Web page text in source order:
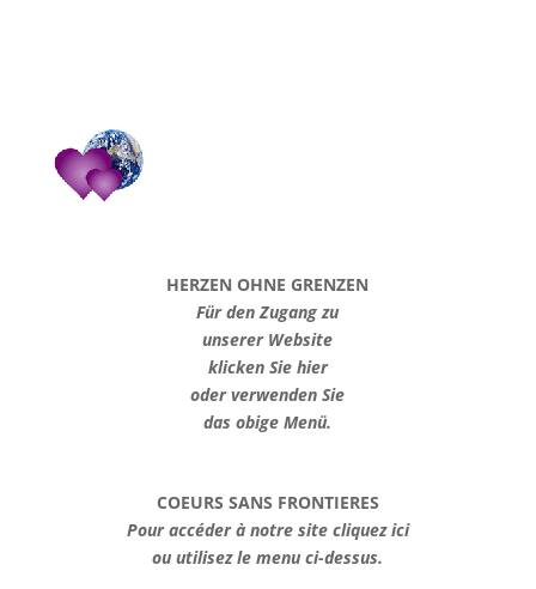
HERZEN OHNE GRENZEN
Für den Zugang zu
unserer Website
klicken Sie hier
oder verwenden Sie
das obige Menü.
COEURS SANS FRONTIERES
Pour accéder à notre site cliquez ici
ou utilisez le menu ci-dessus.